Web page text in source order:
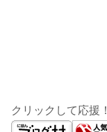
クリックして応援！